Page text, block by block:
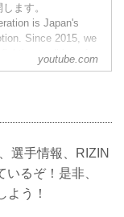
ます。
is Japan's
Since 2015, we
tradition of
MMA promotions
youtube.com
選手情報、RIZIN
るぞ！是非、
よう！